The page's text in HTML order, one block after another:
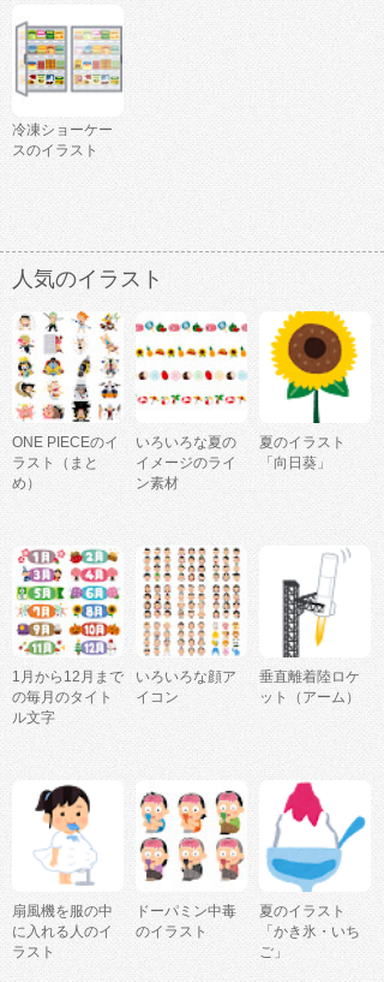
冷凍ショーケー
スのイラスト
人気のイラスト
ONE PIECEのイ
ラスト（まと
め）
いろいろな夏の
イメージのライ
ン素材
夏のイラスト
「向日葵」
1月から12月まで
の毎月のタイト
ル文字
いろいろな顔ア
イコン
垂直離着陸ロケ
ット（アーム）
扇風機を服の中
に入れる人のイ
ラスト
ドーパミン中毒
のイラスト
夏のイラスト
「かき氷・いち
ご」